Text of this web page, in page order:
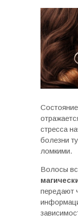
стресса
болезни
ломкими.
Волосы
передают